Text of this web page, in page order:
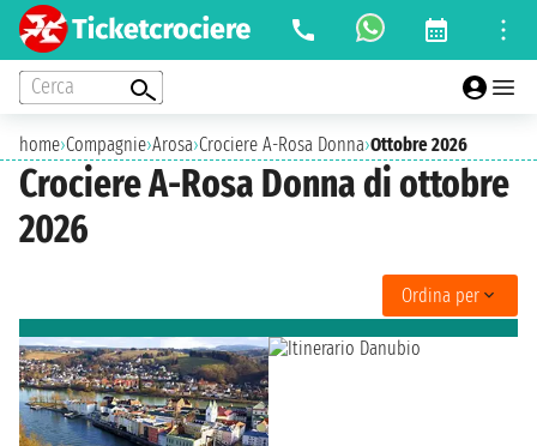
Cerca
home›Compagnie›Arosa›Crociere A-Rosa Donna›Ottobre 2026
Crociere A-Rosa Donna di ottobre
2026
Ordina per